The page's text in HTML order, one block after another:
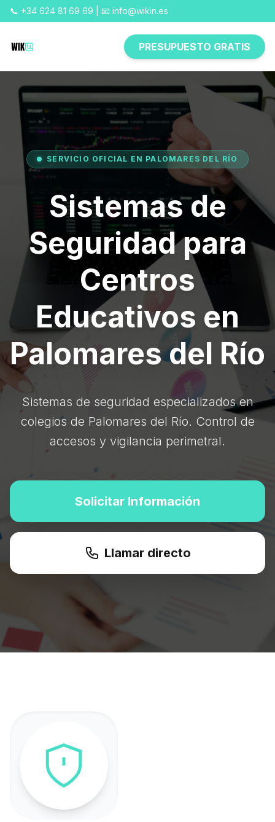
📞 +34 624 81 69 69 | 📧 info@wikin.es
PRESUPUESTO GRATIS
SERVICIO OFICIAL EN PALOMARES DEL RÍO
Sistemas de
Seguridad para
Centros
Educativos en
Palomares del Río
Sistemas de seguridad especializados en
colegios de Palomares del Río. Control de
accesos y vigilancia perimetral.
Solicitar Información
Llamar directo